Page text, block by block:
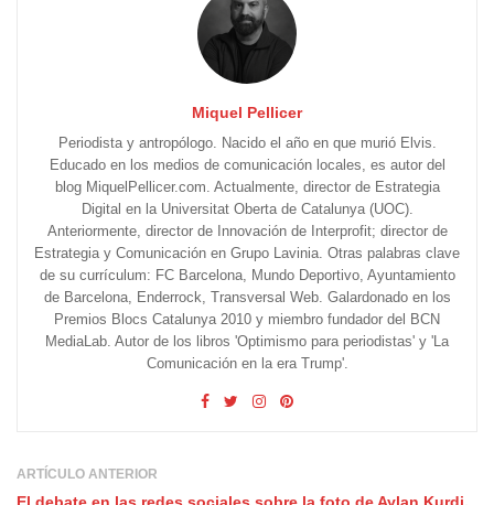
Miquel Pellicer
Periodista y antropólogo. Nacido el año en que murió Elvis.
Educado en los medios de comunicación locales, es autor del
blog MiquelPellicer.com. Actualmente, director de Estrategia
Digital en la Universitat Oberta de Catalunya (UOC).
Anteriormente, director de Innovación de Interprofit; director de
Estrategia y Comunicación en Grupo Lavinia. Otras palabras clave
de su currículum: FC Barcelona, Mundo Deportivo, Ayuntamiento
de Barcelona, Enderrock, Transversal Web. Galardonado en los
Premios Blocs Catalunya 2010 y miembro fundador del BCN
MediaLab. Autor de los libros 'Optimismo para periodistas' y 'La
Comunicación en la era Trump'.
ARTÍCULO ANTERIOR